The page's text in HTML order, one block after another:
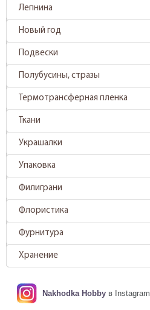
Лепнина
Новый год
Подвески
Полубусины, стразы
Термотрансферная пленка
Ткани
Украшалки
Упаковка
Филиграни
Флористика
Фурнитура
Хранение
Nakhodka Hobby в Instagram